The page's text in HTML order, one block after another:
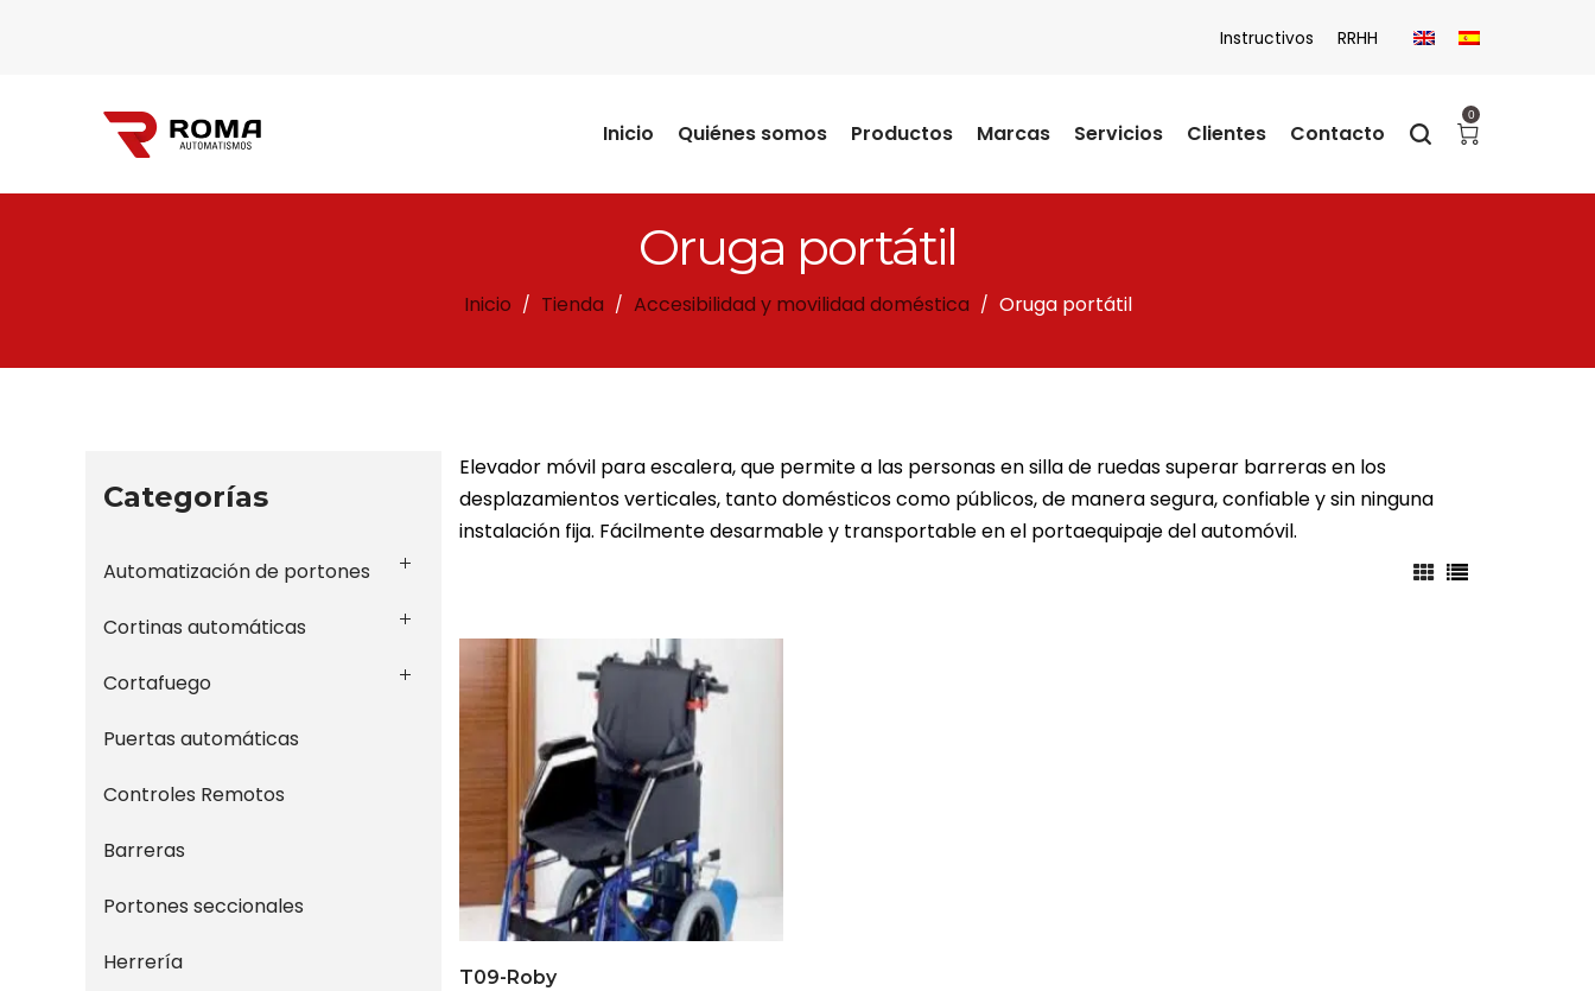
Instructivos RRHH
Roma
Inicio Quiénes somos Productos Marcas Servicios Clientes Contacto
0
Oruga portátil
Inicio / Tienda / Accesibilidad y movilidad doméstica / Oruga portátil
Elevador móvil para escalera, que permite a las personas en silla de ruedas superar barreras en los
desplazamientos verticales, tanto domésticos como públicos, de manera segura, confiable y sin ninguna
instalación fija. Fácilmente desarmable y transportable en el portaequipaje del automóvil.
T09-Roby
Categorías
Automatización de portones
Cortinas automáticas
Cortafuego
Puertas automáticas
Controles Remotos
Barreras
Portones seccionales
Herrería